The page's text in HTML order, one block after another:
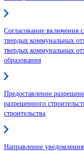
Согласование включения
твердых коммунальных
твердых коммунальных
образования
Предоставление
разрешенного
строительства
Направление